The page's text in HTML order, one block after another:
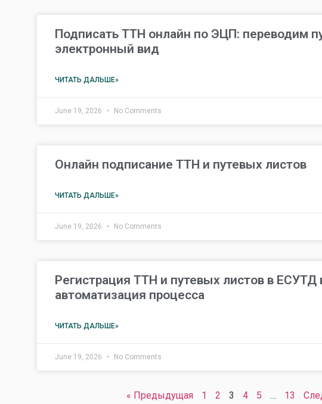
Подписать ТТН онлайн по ЭЦП: переводим
электронный вид
ЧИТАТЬ ДАЛЬШЕ»
June 19, 2026 No Comments
Онлайн подписание ТТН и путевых листов
ЧИТАТЬ ДАЛЬШЕ»
June 19, 2026 No Comments
Регистрация ТТН и путевых листов в ЕСУТД
автоматизация процесса
ЧИТАТЬ ДАЛЬШЕ»
June 19, 2026 No Comments
« Предыдущая 1 2 3 4 5 … 13